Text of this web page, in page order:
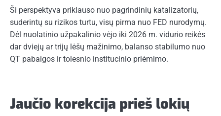
Ši perspektyva priklauso nuo pagrindinių katalizatorių,
suderintų su rizikos turtu, visų pirma nuo FED nurodymų.
Dėl nuolatinio užpakalinio vėjo iki 2026 m. vidurio reikės
dar dviejų ar trijų lėšų mažinimo, balanso stabilumo nuo
QT pabaigos ir tolesnio institucinio priėmimo.
Jaučio korekcija prieš lokių